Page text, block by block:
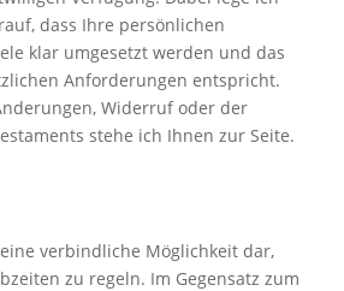
dass Ihre persönlichen
klar umgesetzt werden und das
Anforderungen entspricht.
Widerruf oder der
stehe ich Ihnen zur Seite.
verbindliche Möglichkeit dar,
zu regeln. Im Gegensatz zum